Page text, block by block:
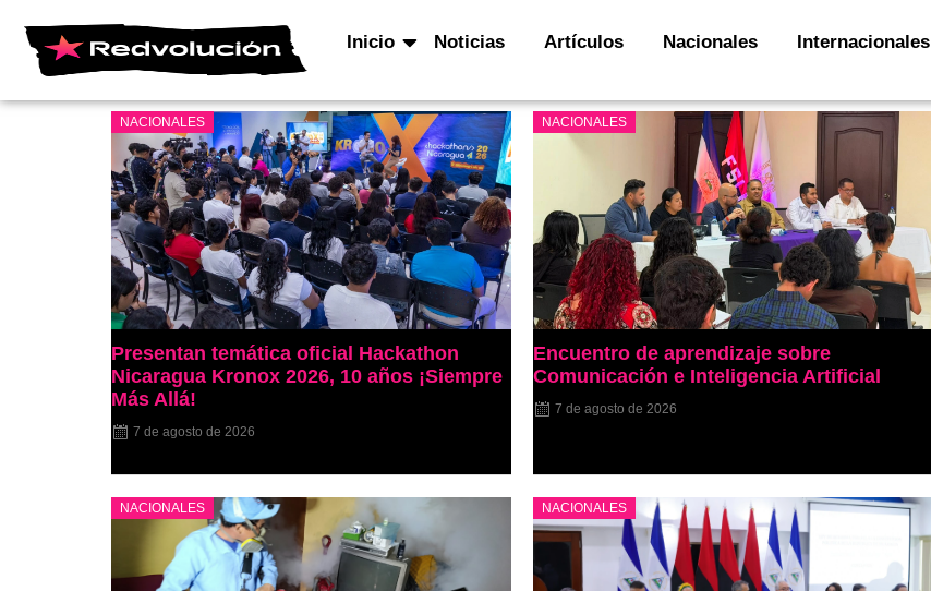
Inicio Noticias Artículos Nacionales Internacionales
NACIONALES
Presentan temática oficial Hackathon
Nicaragua Kronox 2026, 10 años ¡Siempre
Más Allá!
7 de agosto de 2026
NACIONALES
Encuentro de aprendizaje sobre
Comunicación e Inteligencia Artificial
7 de agosto de 2026
NACIONALES NACIONALES